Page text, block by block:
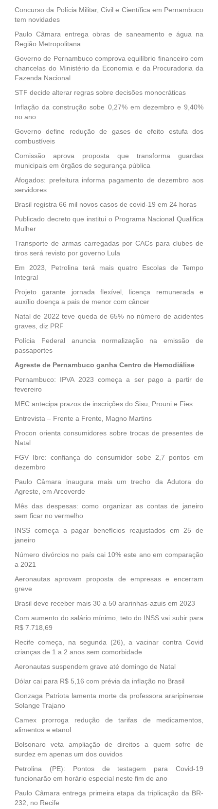
Concurso da Polícia Militar, Civil e Científica em Pernambuco
tem novidades
Paulo Câmara entrega obras de saneamento e água na
Região Metropolitana
Governo de Pernambuco comprova equilíbrio financeiro com
chancelas do Ministério da Economia e da Procuradoria da
Fazenda Nacional
STF decide alterar regras sobre decisões monocráticas
Inflação da construção sobe 0,27% em dezembro e 9,40%
no ano
Governo define redução de gases de efeito estufa dos
combustíveis
Comissão aprova proposta que transforma guardas
municipais em órgãos de segurança pública
Afogados: prefeitura informa pagamento de dezembro aos
servidores
Brasil registra 66 mil novos casos de covid-19 em 24 horas
Publicado decreto que institui o Programa Nacional Qualifica
Mulher
Transporte de armas carregadas por CACs para clubes de
tiros será revisto por governo Lula
Em 2023, Petrolina terá mais quatro Escolas de Tempo
Integral
Projeto garante jornada flexível, licença remunerada e
auxílio doença a pais de menor com câncer
Natal de 2022 teve queda de 65% no número de acidentes
graves, diz PRF
Polícia Federal anuncia normalização na emissão de
passaportes
Agreste de Pernambuco ganha Centro de Hemodiálise
Pernambuco: IPVA 2023 começa a ser pago a partir de
fevereiro
MEC antecipa prazos de inscrições do Sisu, Prouni e Fies
Entrevista – Frente a Frente, Magno Martins
Procon orienta consumidores sobre trocas de presentes de
Natal
FGV Ibre: confiança do consumidor sobe 2,7 pontos em
dezembro
Paulo Câmara inaugura mais um trecho da Adutora do
Agreste, em Arcoverde
Mês das despesas: como organizar as contas de janeiro
sem ficar no vermelho
INSS começa a pagar benefícios reajustados em 25 de
janeiro
Número divórcios no país cai 10% este ano em comparação
a 2021
Aeronautas aprovam proposta de empresas e encerram
greve
Brasil deve receber mais 30 a 50 ararinhas-azuis em 2023
Com aumento do salário mínimo, teto do INSS vai subir para
R$ 7.718,69
Recife começa, na segunda (26), a vacinar contra Covid
crianças de 1 a 2 anos sem comorbidade
Aeronautas suspendem grave até domingo de Natal
Dólar cai para R$ 5,16 com prévia da inflação no Brasil
Gonzaga Patriota lamenta morte da professora araripinense
Solange Trajano
Camex prorroga redução de tarifas de medicamentos,
alimentos e etanol
Bolsonaro veta ampliação de direitos a quem sofre de
surdez em apenas um dos ouvidos
Petrolina (PE): Pontos de testagem para Covid-19
funcionarão em horário especial neste fim de ano
Paulo Câmara entrega primeira etapa da triplicação da BR-
232, no Recife